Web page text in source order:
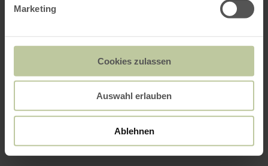
Marketing
Cookies zulassen
Auswahl erlauben
Ablehnen